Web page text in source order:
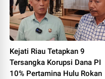
Kejati Riau Tetapkan 9
Tersangka Korupsi Dana PI
10% Pertamina Hulu Rokan